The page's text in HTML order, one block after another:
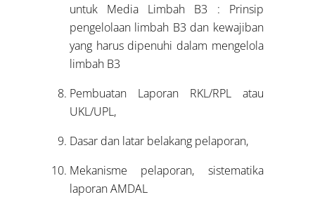
untuk Media Limbah B3 : Prinsip
pengelolaan limbah B3 dan kewajiban
yang harus dipenuhi dalam mengelola
limbah B3
Pembuatan Laporan RKL/RPL atau
UKL/UPL,
Dasar dan latar belakang pelaporan,
Mekanisme pelaporan, sistematika
laporan AMDAL